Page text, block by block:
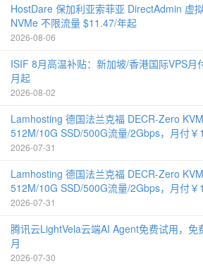
HostDare 保加利亚索菲亚 DirectAdmin 虚
NVMe 不限流量 $11.47/年起
2026-08-06
ISIF 8月高温补贴：新加坡/香港国际VPS
月起
2026-08-02
Lamhosting 德国法兰克福 DECR-Zero
512M/10G SSD/500G流量/2Gbps，月付￥
2026-07-31
Lamhosting 德国法兰克福 DECR-Zero
512M/10G SSD/500G流量/2Gbps，月付￥
2026-07-31
腾讯云LightVela云端AI Agent免费试用，
月
2026-07-30